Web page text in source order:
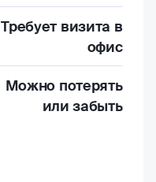
Требует визита в
офис
Можно потерять
или забыть